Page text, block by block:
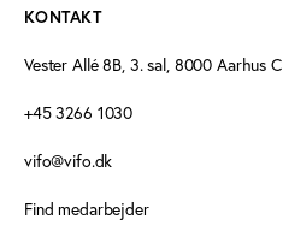
KONTAKT
Vester Allé 8B, 3. sal, 8000 Aarhus C
+45 3266 1030
vifo@vifo.dk
Find medarbejder